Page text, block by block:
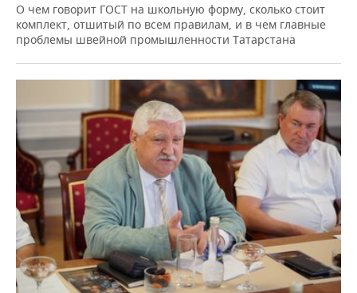
О чем говорит ГОСТ на школьную форму, сколько стоит
комплект, отшитый по всем правилам, и в чем главные
проблемы швейной промышленности Татарстана